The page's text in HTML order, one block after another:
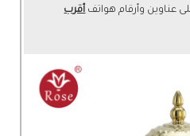
عناوين وأرقام هواتفأقرب